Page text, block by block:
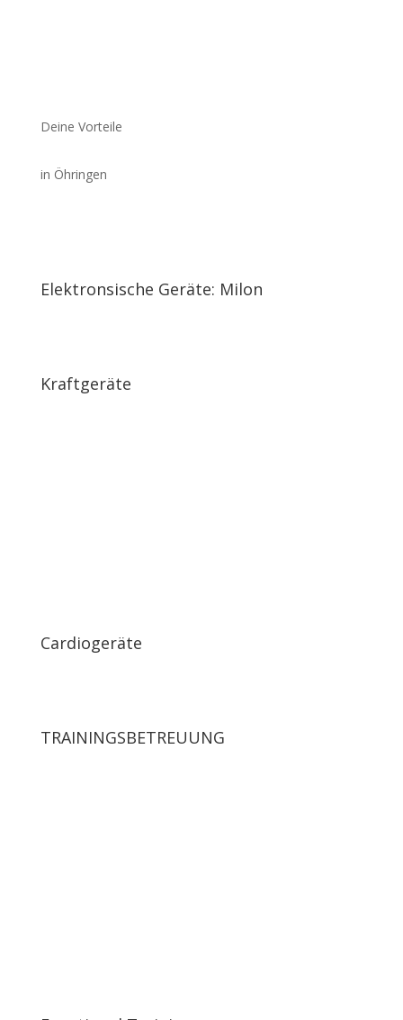
Deine Vorteile
in Öhringen
Elektronsische Geräte: Milon
Kraft­geräte
Cardio­geräte
TRAININGS­BETREUUNG